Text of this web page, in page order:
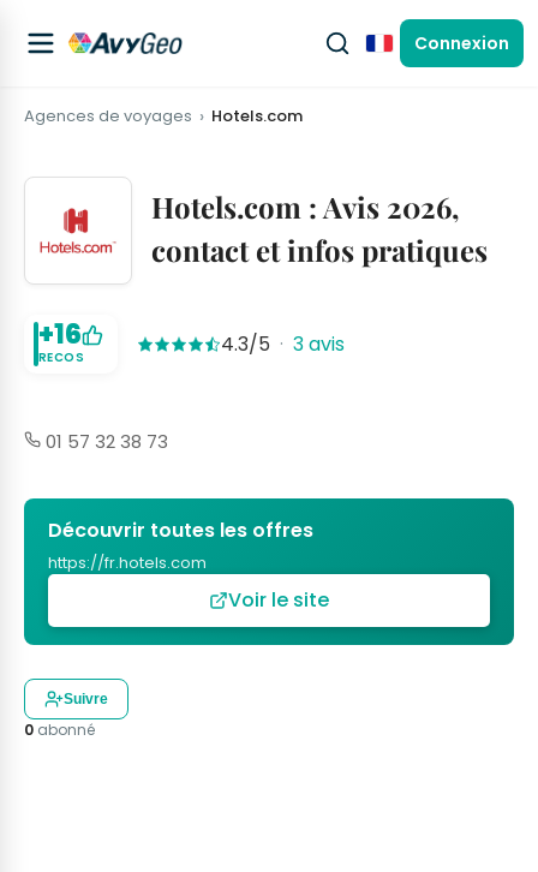
FrançaisConnexion
Agences de voyages Hotels.com
Hotels.com : Avis 2026,
contact et infos pratiques
+16
RECOS 4.3/5 · 3 avis
01 57 32 38 73
Découvrir toutes les offres
https://fr.hotels.com
Voir le site
Suivre
0 abonné